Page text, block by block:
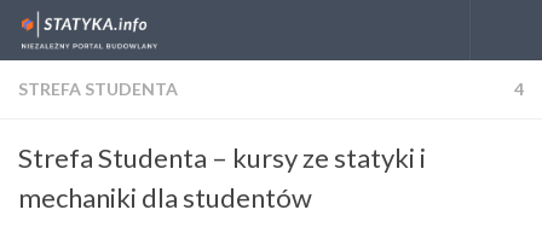
Skip to content
STREFA STUDENTA 4
Strefa Studenta – kursy ze statyki i
mechaniki dla studentów